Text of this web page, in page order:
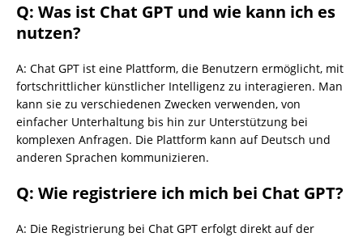
Q: Was ist Chat GPT und wie kann ich es
nutzen?
A: Chat GPT ist eine Plattform, die Benutzern ermöglicht, mit
fortschrittlicher künstlicher Intelligenz zu interagieren. Man
kann sie zu verschiedenen Zwecken verwenden, von
einfacher Unterhaltung bis hin zur Unterstützung bei
komplexen Anfragen. Die Plattform kann auf Deutsch und
anderen Sprachen kommunizieren.
Q: Wie registriere ich mich bei Chat GPT?
A: Die Registrierung bei Chat GPT erfolgt direkt auf der